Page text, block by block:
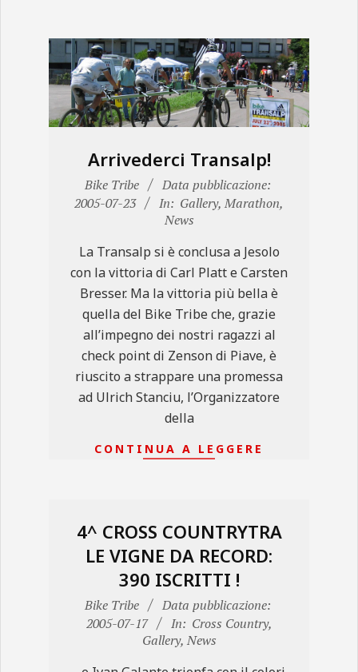
Arrivederci Transalp!
2005-
07-
Bike Tribe
Data pubblicazione:
2005-07-23
In: Gallery, Marathon,
News
La Transalp si è conclusa a Jesolo
con la vittoria di Carl Platt e Carsten
Bresser. Ma la vittoria più bella è
quella del Bike Tribe che, grazie
all’impegno dei nostri ragazzi al
check point di Zenson di Piave, è
riuscito a strappare una promessa
ad Ulrich Stanciu, l’Organizzatore
della
CONTINUA A LEGGERE
4^ CROSS COUNTRYTRA
LE VIGNE DA RECORD:
390 ISCRITTI !
2005-
Bike Tribe
Data pubblicazione:
2005-07-17
In: Cross Country,
Gallery, News